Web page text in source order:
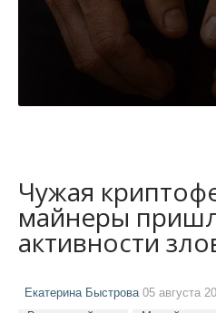
Чужая
майнеры
активности
Екатерина Быстрова05 августа